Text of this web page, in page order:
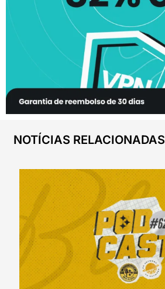
NOTÍCIAS RELACIONADAS